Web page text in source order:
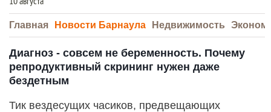
Главная Новости Барнаула Недвижимость
Диагноз - совсем не беременность. Почему
репродуктивный скрининг нужен даже
бездетным
Тик вездесущих часиков, предвещающих